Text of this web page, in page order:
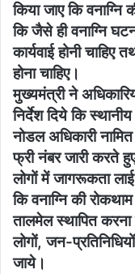
किया जाए कि
कि जैसे ही वनाग्नि
कार्यवाई होनी
होना चाहिए।
मुख्यमंत्री ने
निर्देश दिये कि
नोडल अधिकारी
फ्री नंबर जारी करते
लोगों में जागरूकता
कि वनाग्नि की
तालमेल स्थापित
लोगों, जन-
जाये।